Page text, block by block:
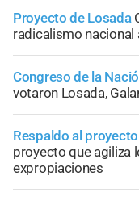
Proyecto de Losada
radicalismo
Congreso de la
votaron Losada,
Respaldo al
proyecto que agiliza
expropiaciones